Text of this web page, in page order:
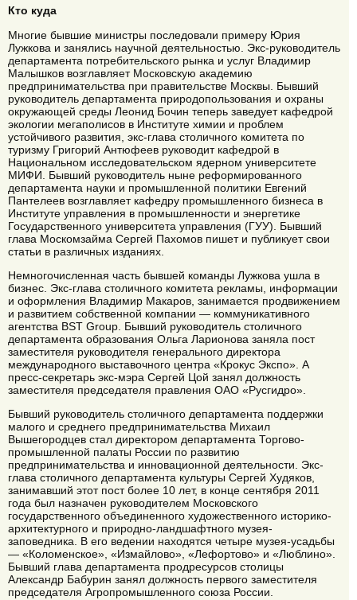
Кто куда
Многие бывшие министры последовали примеру Юрия
Лужкова и занялись научной деятельностью. Экс-руководитель
департамента потребительского рынка и услуг Владимир
Малышков возглавляет Московскую академию
предпринимательства при правительстве Москвы. Бывший
руководитель департамента природопользования и охраны
окружающей среды Леонид Бочин теперь заведует кафедрой
экологии мегаполисов в Институте химии и проблем
устойчивого развития, экс-глава столичного комитета по
туризму Григорий Антюфеев руководит кафедрой в
Национальном исследовательском ядерном университете
МИФИ. Бывший руководитель ныне реформированного
департамента науки и промышленной политики Евгений
Пантелеев возглавляет кафедру промышленного бизнеса в
Институте управления в промышленности и энергетике
Государственного университета управления (ГУУ). Бывший
глава Москомзайма Сергей Пахомов пишет и публикует свои
статьи в различных изданиях.
Немногочисленная часть бывшей команды Лужкова ушла в
бизнес. Экс-глава столичного комитета рекламы, информации
и оформления Владимир Макаров, занимается продвижением
и развитием собственной компании — коммуникативного
агентства BST Group. Бывший руководитель столичного
департамента образования Ольга Ларионова заняла пост
заместителя руководителя генерального директора
международного выставочного центра «Крокус Экспо». А
пресс-секретарь экс-мэра Сергей Цой занял должность
заместителя председателя правления ОАО «Русгидро».
Бывший руководитель столичного департамента поддержки
малого и среднего предпринимательства Михаил
Вышегородцев стал директором департамента Торгово-
промышленной палаты России по развитию
предпринимательства и инновационной деятельности. Экс-
глава столичного департамента культуры Сергей Худяков,
занимавший этот пост более 10 лет, в конце сентября 2011
года был назначен руководителем Московского
государственного объединенного художественного историко-
архитектурного и природно-ландшафтного музея-
заповедника. В его ведении находятся четыре музея-усадьбы
— «Коломенское», «Измайлово», «Лефортово» и «Люблино».
Бывший глава департамента продресурсов столицы
Александр Бабурин занял должность первого заместителя
председателя Агропромышленного союза России.